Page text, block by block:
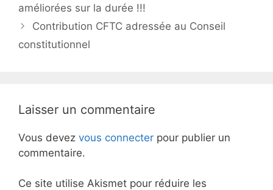
améliorées sur la durée !!!
Contribution CFTC adressée au Conseil
constitutionnel
Laisser un commentaire
Vous devez vous connecter pour publier un
commentaire.
Ce site utilise Akismet pour réduire les